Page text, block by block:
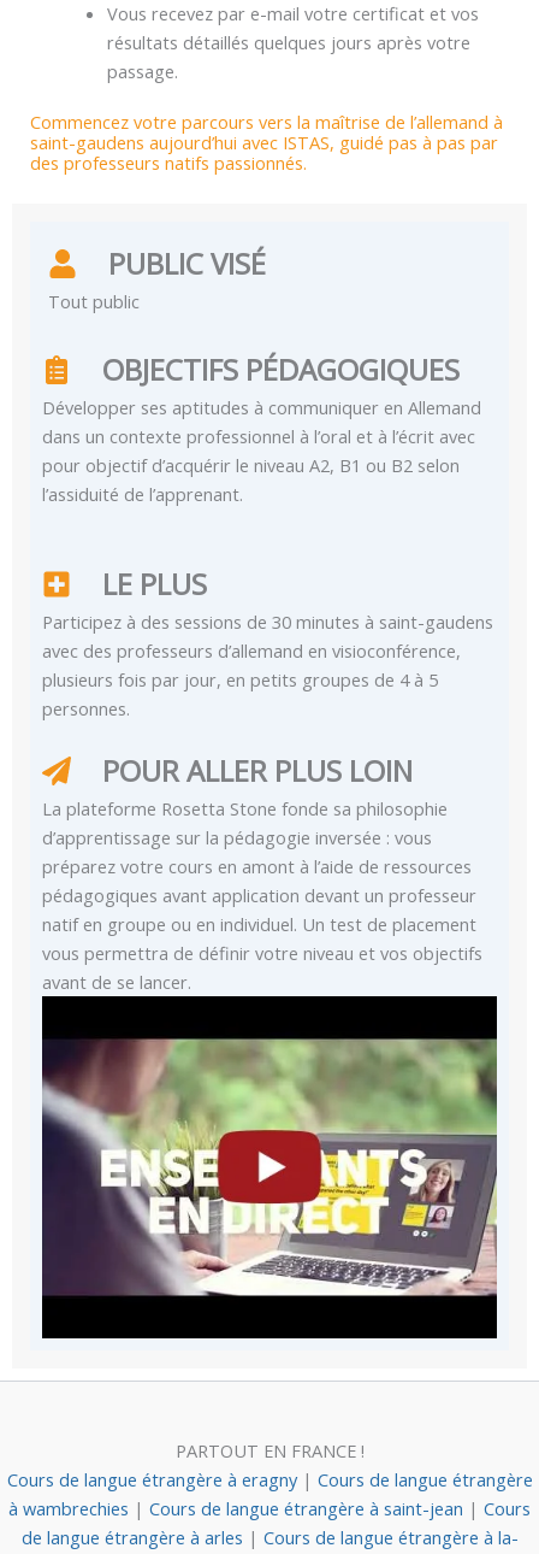
Vous recevez par e-mail votre certificat et vos
résultats détaillés quelques jours après votre
passage.
Commencez votre parcours vers la maîtrise de l’allemand à
saint-gaudens aujourd’hui avec ISTAS, guidé pas à pas par
des professeurs natifs passionnés.
PUBLIC VISÉ
Tout public
OBJECTIFS PÉDAGOGIQUES
Développer ses aptitudes à communiquer en Allemand
dans un contexte professionnel à l’oral et à l’écrit avec
pour objectif d’acquérir le niveau A2, B1 ou B2 selon
l’assiduité de l’apprenant.
LE PLUS
Participez à des sessions de 30 minutes à saint-gaudens
avec des professeurs d’allemand en visioconférence,
plusieurs fois par jour, en petits groupes de 4 à 5
personnes.
POUR ALLER PLUS LOIN
La plateforme Rosetta Stone fonde sa philosophie
d’apprentissage sur la pédagogie inversée : vous
préparez votre cours en amont à l’aide de ressources
pédagogiques avant application devant un professeur
natif en groupe ou en individuel. Un test de placement
vous permettra de définir votre niveau et vos objectifs
avant de se lancer.
PARTOUT EN FRANCE !
Cours de langue étrangère à eragny | Cours de langue étrangère
à wambrechies | Cours de langue étrangère à saint-jean | Cours
de langue étrangère à arles | Cours de langue étrangère à la-